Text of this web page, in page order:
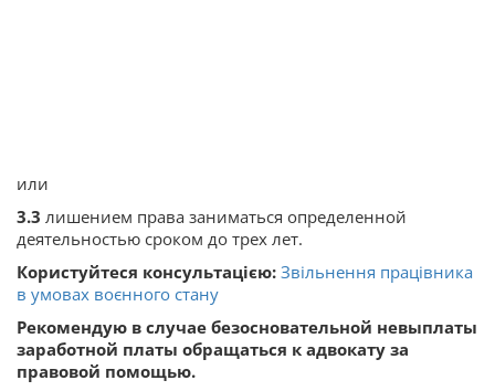
или
3.3 лишением права заниматься определенной
деятельностью сроком до трех лет.
Користуйтеся консультацією: Звільнення працівника
в умовах воєнного стану
Рекомендую в случае безосновательной невыплаты
заработной платы обращаться к адвокату за
правовой помощью.